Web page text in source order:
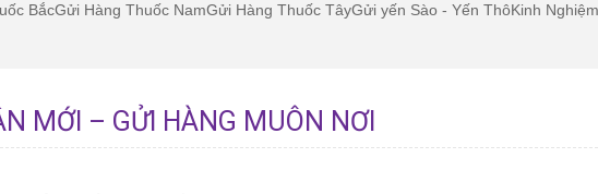
BắcGửi Hàng Thuốc NamGửi Hàng Thuốc TâyGửi yến Sào - Yến ThôKinh
MỚI – GỬI HÀNG MUÔN NƠI